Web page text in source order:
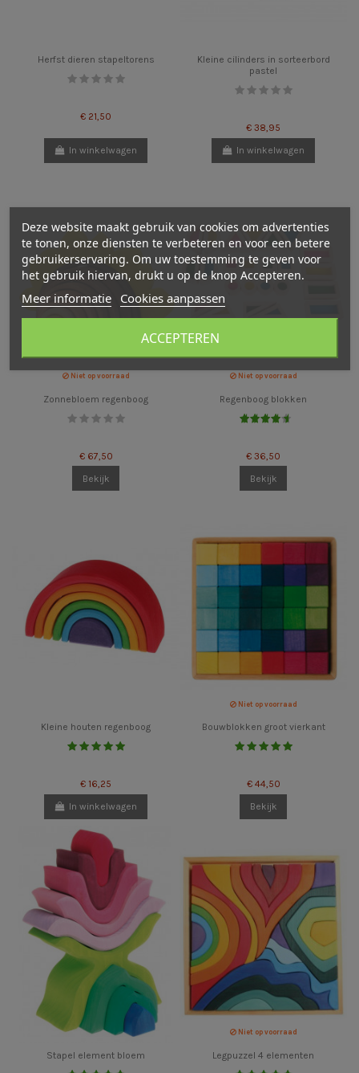
Herfst dieren stapeltorens
€ 21,50
In winkelwagen
Kleine cilinders in sorteerbord
pastel
€ 38,95
In winkelwagen
Niet op voorraad
Zonnebloem regenboog
€ 67,50
Bekijk
Niet op voorraad
Regenboog blokken
€ 36,50
Bekijk
Kleine houten regenboog
€ 16,25
In winkelwagen
Niet op voorraad
Bouwblokken groot vierkant
€ 44,50
Bekijk
Stapel element bloem
Niet op voorraad
Legpuzzel 4 elementen
Deze website maakt gebruik van cookies om advertenties
te tonen, onze diensten te verbeteren en voor een betere
gebruikerservaring. Om uw toestemming te geven voor
het gebruik hiervan, drukt u op de knop Accepteren.
Meer informatie Cookies aanpassen
ACCEPTEREN